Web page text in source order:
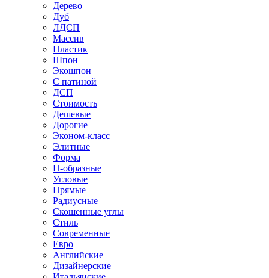
Дерево
Дуб
ЛДСП
Массив
Пластик
Шпон
Экошпон
С патиной
ДСП
Стоимость
Дешевые
Дорогие
Эконом-класс
Элитные
Форма
П-образные
Угловые
Прямые
Радиусные
Скошенные углы
Стиль
Современные
Евро
Английские
Дизайнерские